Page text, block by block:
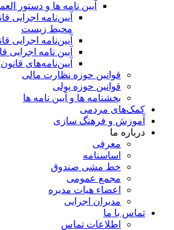
آیین نامه ها و دستور
آیین‌نامه
محیط زیست
آیین‌نامه اجرایی
آیین نامه اجرایی
آیین‌نامه‌های
قوانین حوزه نظارت مالی
قوانین حوزه پولی
بخشنامه ها و آیین نامه ها
کمک‌های مردمی
آموزش و فرهنگ سازی
درباره ما
معرفی
اساسنامه
خط مشی صندوق
مجمع عمومی
اعضاء هیات مدیره
مدیران اجرایی
تماس با ما
اطلاعات تماس